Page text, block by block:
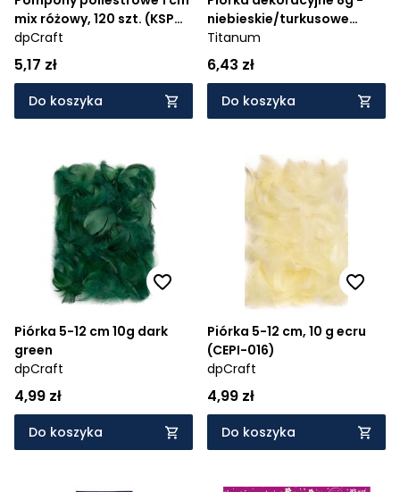
mix różowy, 120 szt. (KSPO-
027)
dpCraft
5,17 zł
Do koszyka
niebieskie/turkusowe
(16079G)
Titanum
6,43 zł
Do koszyka
Piórka 5-12 cm 10g dark
green
dpCraft
4,99 zł
Do koszyka
Piórka 5-12 cm, 10 g ecru
(CEPI-016)
dpCraft
4,99 zł
Do koszyka